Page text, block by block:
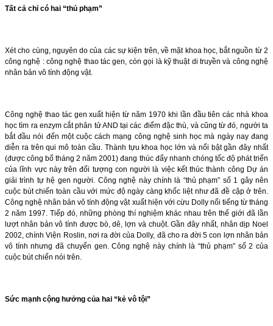
Tất cả chỉ có hai “thủ phạm”
Xét cho cùng, nguyên do của các sự kiện trên, về mặt khoa học, bắt nguồn từ 2
công nghệ : công nghệ thao tác gen, còn gọi là kỹ thuật di truyền và công nghệ
nhân bản vô tính động vật.
Công nghệ thao tác gen xuất hiện từ năm 1970 khi lần đầu tiên các nhà khoa
học tìm ra enzym cắt phân tử AND tại các điểm đặc thù, và cũng từ đó, người ta
bắt đầu nói đến một cuộc cách mạng công nghệ sinh học mà ngày nay đang
diễn ra trên qui mô toàn cầu. Thành tựu khoa học lớn và nổi bật gần đây nhất
(được công bố tháng 2 năm 2001) đang thúc đẩy nhanh chóng tốc độ phát triển
của lĩnh vực này trên đối tượng con người là việc kết thúc thành công Dự án
giải trình tự hệ gen người. Công nghệ này chính là “thủ phạm” số 1 gây nên
cuộc bút chiến toàn cầu với mức độ ngày càng khốc liệt như đã đề cập ở trên.
Công nghệ nhân bản vô tính động vật xuất hiện với cừu Dolly nổi tiếng từ tháng
2 năm 1997. Tiếp đó, những phòng thí nghiệm khác nhau trên thế giới đã lần
lượt nhân bản vô tính được bò, dê, lợn và chuột. Gần đây nhất, nhân dịp Noel
2002, chính Viện Roslin, nơi ra đời của Dolly, đã cho ra đời 5 con lợn nhân bản
vô tính nhưng đã chuyển gen. Công nghệ này chính là “thủ phạm” số 2 của
cuộc bút chiến nói trên.
Sức mạnh cộng hưởng của hai “kẻ vô tội”